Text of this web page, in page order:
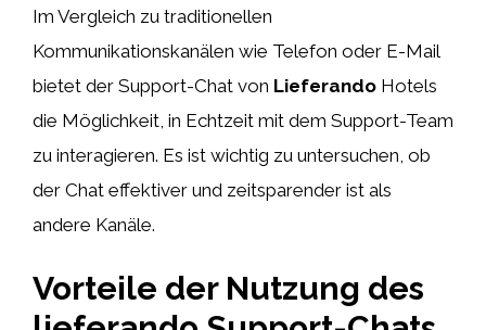
Im Vergleich zu traditionellen
Kommunikationskanälen wie Telefon oder E-Mail
bietet der Support-Chat von Lieferando Hotels
die Möglichkeit, in Echtzeit mit dem Support-Team
zu interagieren. Es ist wichtig zu untersuchen, ob
der Chat effektiver und zeitsparender ist als
andere Kanäle.
Vorteile der Nutzung des